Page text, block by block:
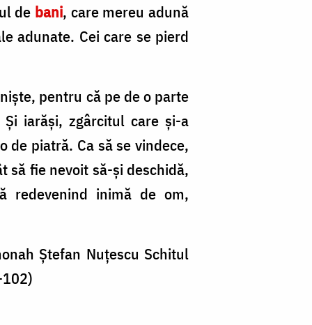
de bani, care mereu adună
adunate. Cei care se pierd
pentru că pe de o parte
iarăşi, zgârcitul care şi-a
piatră. Ca să se vindece,
să fie nevoit să-şi deschidă,
redevenind inimă de om,
Ştefan Nuţescu Schitul